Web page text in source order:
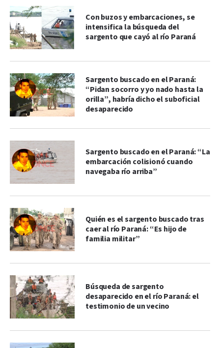
Con buzos y embarcaciones, se
intensifica la búsqueda del
sargento que cayó al río Paraná
Sargento buscado en el Paraná:
“Pidan socorro y yo nado hasta la
orilla”, habría dicho el suboficial
desaparecido
Sargento buscado en el Paraná: “La
embarcación colisionó cuando
navegaba río arriba”
Quién es el sargento buscado tras
caer al río Paraná: “Es hijo de
familia militar”
Búsqueda de sargento
desaparecido en el río Paraná: el
testimonio de un vecino